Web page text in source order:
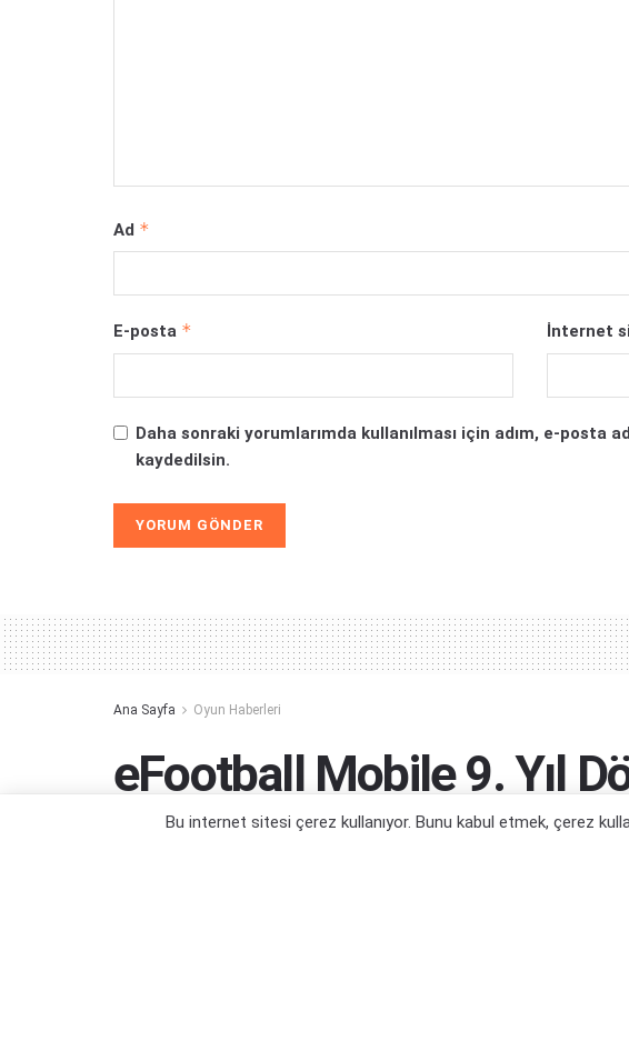
Ad *
E-posta * İnternet
Daha sonraki yorumlarımda kullanılması için adım, e-posta
kaydedilsin.
Ana Sayfa Oyun Haberleri
eFootball Mobile 9. Yıl
Kampanya ile Kutluyor
Bu internet sitesi çerez kullanıyor. Bunu kabul etmek, çerez